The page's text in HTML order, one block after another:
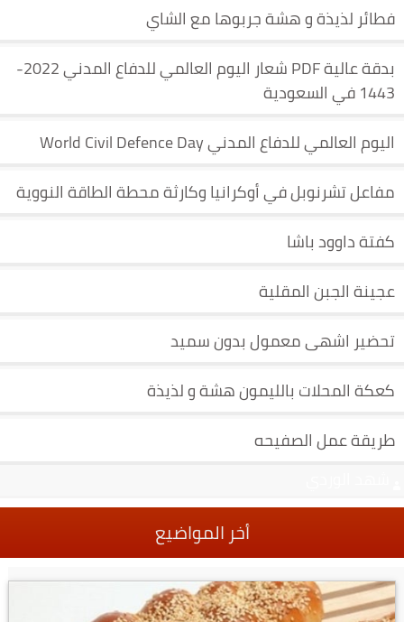
فطائر لذيذة و هشة جربوها مع الشاي
بدقة عالية PDF شعار اليوم العالمي للدفاع المدني 2022-
1443 في السعودية
اليوم العالمي للدفاع المدني World Civil Defence Day
مفاعل تشرنوبل في أوكرانيا وكارثة محطة الطاقة النووية
كفتة داوود باشا
عجينة الجبن المقلية
تحضير اشهى معمول بدون سميد
كعكة المحلات بالليمون هشة و لذيذة
طريقة عمل الصفيحه
أخر المواضيع